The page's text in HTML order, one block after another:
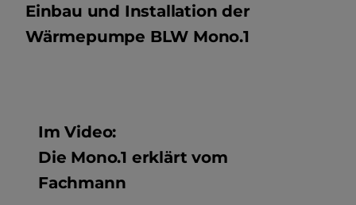
Einbau und Installation der
Wärmepumpe BLW Mono.1
Im Video:
Die Mono.1 erklärt vom
Fachmann